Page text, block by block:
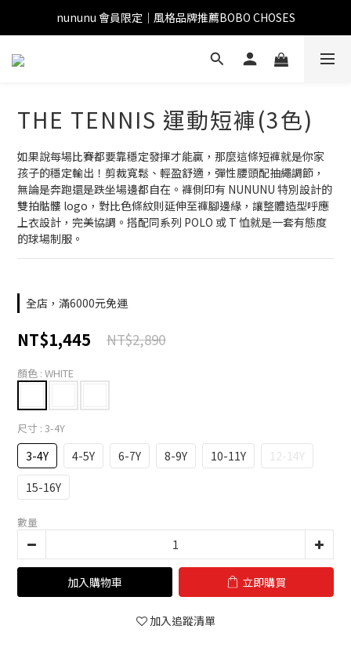
nununu 會員限定｜風格品牌推薦BOBO CHOSES
THE TENNIS 運動短褲(3色)
如果說每場比賽都要靠穩定發揮才能贏，那麼這條短褲就是你家
孩子的穩定輸出！剪裁寬鬆、輕盈舒適，彈性腰頭配抽繩調節，
無論是奔跑還是跌坐場邊都自在。褲側印有 NUNUNU 特別設計的
雙拍骷髏 logo，對比色條紋則延伸至褲腳邊緣，讓整體造型呼應
上衣設計，完美協調。搭配同系列 POLO 或 T 恤就是一套有態度
的球場制服。
全店，滿6000元免運
NT$1,445 NT$2,890
顏色 : WHITE
尺寸 : 3-4Y
3-4Y 4-5Y 6-7Y 8-9Y 10-11Y
12-14Y
15-16Y
數量
加入購物車 立即購買
加入追蹤清單